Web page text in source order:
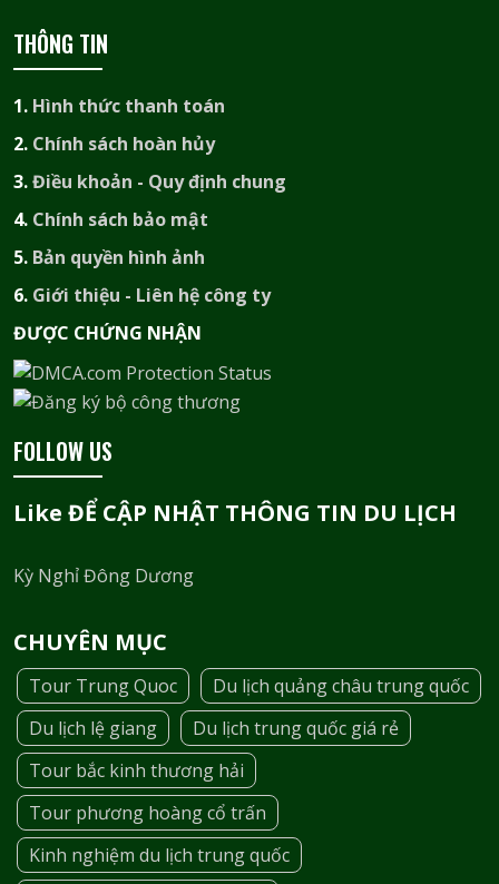
THÔNG TIN
1. Hình thức thanh toán
2. Chính sách hoàn hủy
3.Điều khoản - Quy định chung
4. Chính sách bảo mật
5. Bản quyền hình ảnh
6. Giới thiệu - Liên hệ công ty
ĐƯỢC CHỨNG NHẬN​
FOLLOW US
Like ĐỂ CẬP NHẬT THÔNG TIN DU LỊCH
Kỳ Nghỉ Đông Dương
CHUYÊN MỤC
Tour Trung Quoc
Du lịch quảng châu trung quốc
Du lịch lệ giang
Du lịch trung quốc giá rẻ
Tour bắc kinh thương hải
Tour phương hoàng cổ trấn
Kinh nghiệm du lịch trung quốc